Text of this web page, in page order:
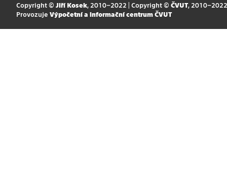
Copyright © Jiří Kosek, 2010–2022 | Copyright © ČVUT, 2010–2022
Provozuje Výpočetní a informační centrum ČVUT